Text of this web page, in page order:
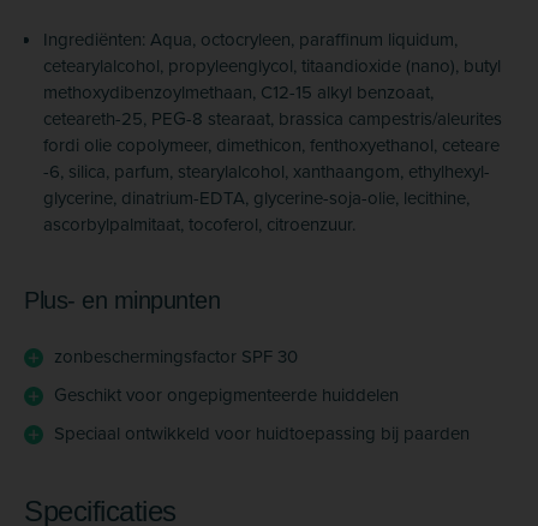
Ingrediënten: Aqua, octocryleen, paraffinum liquidum,
cetearylalcohol, propyleenglycol, titaandioxide (nano), butyl
methoxydibenzoyl­methaan, C12-15 alkyl benzoaat,
ceteareth-25, PEG-8 stearaat, brassica campestris/­aleurites
fordi olie copolymeer, dimethicon, fenthoxyethanol, ceteare
-6, silica, parfum, stearylalcohol, xanthaangom, ethylhexyl­
glycerine, dinatrium-EDTA, glycerine-soja-olie, lecithine,
ascorbylpalmitaat, tocoferol, citroenzuur.
Plus- en minpunten
zonbeschermingsfactor SPF 30
Geschikt voor ongepigmenteerde huiddelen
Speciaal ontwikkeld voor huidtoepassing bij paarden
Specificaties